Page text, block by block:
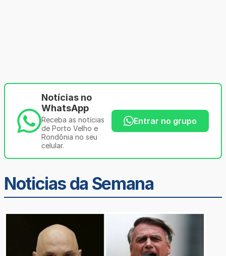
Notícias no
WhatsApp
Receba as notícias
de Porto Velho e
Rondônia no seu
celular.
Entrar no grupo
Noticias da Semana